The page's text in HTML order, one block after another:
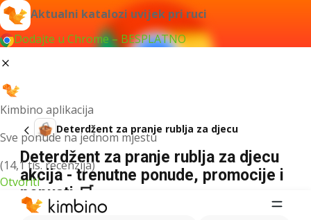
Aktualni katalozi uvijek pri ruci
Dodajte u Chrome – BESPLATNO
Kimbino aplikacija
Sve ponude na jednom mjestu
(14,1 tis. recenzija)
Otvoriti
Deterdžent za pranje rublja za djecu
Deterdžent za pranje rublja za djecu
akcija - trenutne ponude, promocije i
popusti 🛒
Nismo pronašli rezultate za taj izraz.